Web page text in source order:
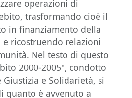
operazioni di
trasformando cioè il
in finanziamento della
ricostruendo relazioni
Nel testo di questo
2000-2005", condotto
e Solidarietà, si
quanto è avvenuto a